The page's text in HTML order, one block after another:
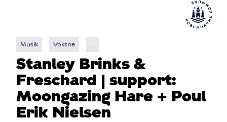
Musik Voksne ...
Stanley Brinks &
Freschard | support:
Moongazing Hare + Poul
Erik Nielsen